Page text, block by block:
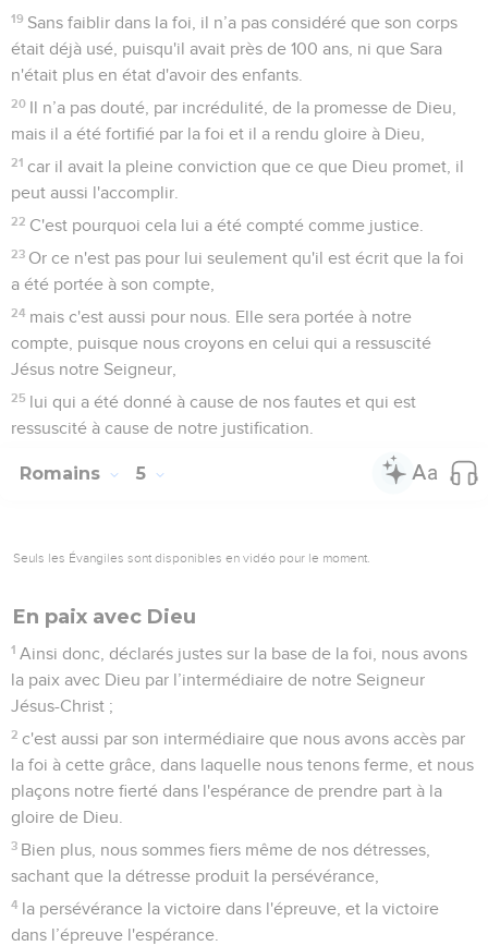
19 Sans faiblir dans la foi, il n’a pas considéré que son corps
était déjà usé, puisqu'il avait près de 100 ans, ni que Sara
n'était plus en état d'avoir des enfants.
20 Il n’a pas douté, par incrédulité, de la promesse de Dieu,
mais il a été fortifié par la foi et il a rendu gloire à Dieu,
21 car il avait la pleine conviction que ce que Dieu promet, il
peut aussi l'accomplir.
22 C'est pourquoi cela lui a été compté comme justice.
23 Or ce n'est pas pour lui seulement qu'il est écrit que la foi
a été portée à son compte,
24 mais c'est aussi pour nous. Elle sera portée à notre
compte, puisque nous croyons en celui qui a ressuscité
Jésus notre Seigneur,
25 lui qui a été donné à cause de nos fautes et qui est
ressuscité à cause de notre justification.
Romains 5
Seuls les Évangiles sont disponibles en vidéo pour le moment.
En paix avec Dieu
1 Ainsi donc, déclarés justes sur la base de la foi, nous avons
la paix avec Dieu par l’intermédiaire de notre Seigneur
Jésus-Christ ;
2 c'est aussi par son intermédiaire que nous avons accès par
la foi à cette grâce, dans laquelle nous tenons ferme, et nous
plaçons notre fierté dans l'espérance de prendre part à la
gloire de Dieu.
3 Bien plus, nous sommes fiers même de nos détresses,
sachant que la détresse produit la persévérance,
4 la persévérance la victoire dans l'épreuve, et la victoire
dans l’épreuve l'espérance.